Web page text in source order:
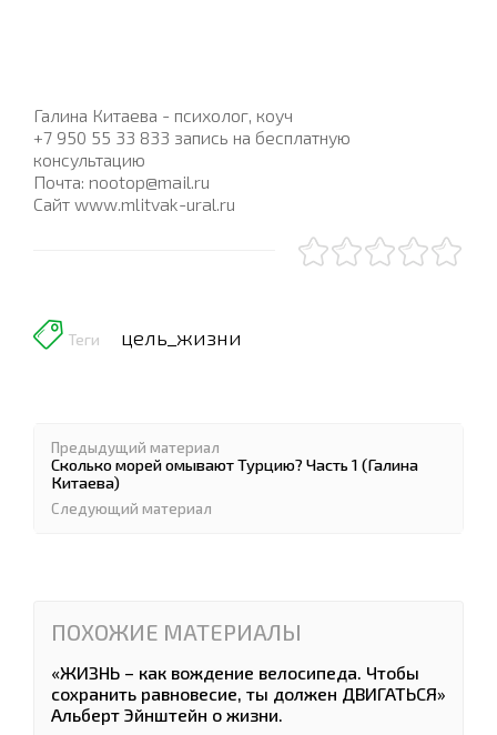
Галина Китаева - психолог, коуч
+7 950 55 33 833 запись на бесплатную
консультацию
Почта: nootop@mail.ru
Сайт www.mlitvak-ural.ru
Теги цель_жизни
Предыдущий материал
Сколько морей омывают Турцию? Часть 1 (Галина
Китаева)
Следующий материал
ПОХОЖИЕ МАТЕРИАЛЫ
«ЖИЗНЬ – как вождение велосипеда. Чтобы
сохранить равновесие, ты должен ДВИГАТЬСЯ»
Альберт Эйнштейн о жизни.